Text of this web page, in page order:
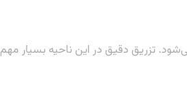
تزریق دقیق در این ناحیه بسیار مهم